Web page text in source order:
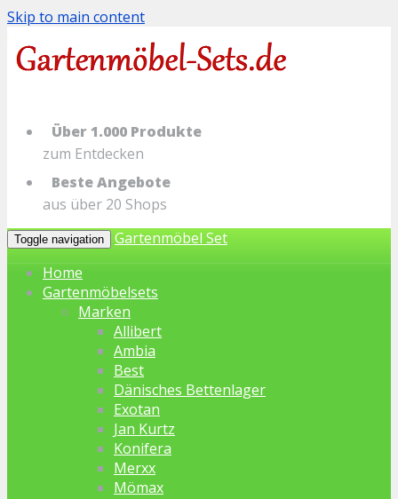
Skip to main content
Über 1.000 Produkte
zum Entdecken
Beste Angebote
aus über 20 Shops
Toggle navigation
Gartenmöbel Set
Home
Gartenmöbelsets
Marken
Allibert
Ambia
Best
Dänisches Bettenlager
Exotan
Jan Kurtz
Konifera
Merxx
Mömax